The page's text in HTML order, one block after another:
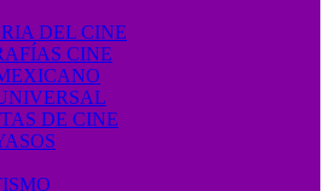
DEL CINE
CINE
DE CINE